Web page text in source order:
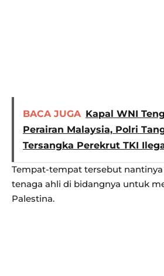
BACA JUGA Kapal WNI
Perairan Malaysia, Polri
Tersangka Perekrut TKI
Tempat-tempat tersebut nantinya
tenaga ahli di bidangnya untuk
Palestina.